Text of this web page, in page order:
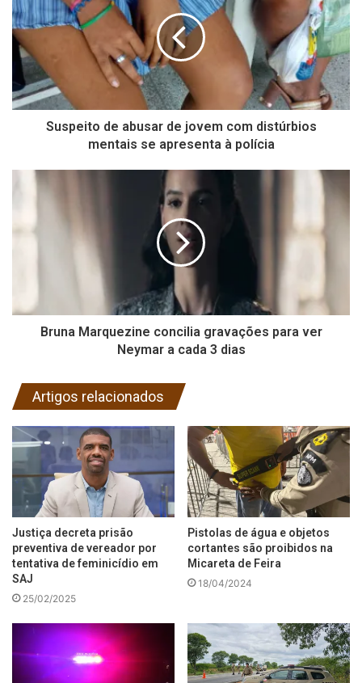
Suspeito de abusar de jovem com distúrbios
mentais se apresenta à polícia
Bruna Marquezine concilia gravações para ver
Neymar a cada 3 dias
Artigos relacionados
Justiça decreta prisão
preventiva de vereador por
tentativa de feminicídio em
SAJ
25/02/2025
Pistolas de água e objetos
cortantes são proibidos na
Micareta de Feira
18/04/2024